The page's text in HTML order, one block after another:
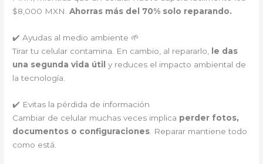
$8,000 MXN.Ahorras más del 70% solo reparando.
✔️ Ayudas al medio ambiente 🌱
Tirar tu celular contamina. En cambio, al repararlo, le das
una segunda vida útil y reduces el impacto ambiental de
la tecnología.
✔️ Evitas la pérdida de información
Cambiar de celular muchas veces implica perder fotos,
documentos o configuraciones. Reparar mantiene todo
como está.